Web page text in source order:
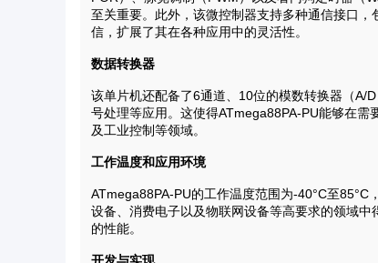
至关重要。此外，该微控制器支持多种通信接口
信，扩展了其在各种应用中的灵活性。
数据转换器
该单片机还配备了6通道、10位的模数转换器（A/
号处理等应用。这使得ATmega88PA-PU能够在
及工业控制等领域。
工作温度和应用环境
ATmega88PA-PU的工作温度范围为-40°C至
设备、消费电子以及物联网设备等高要求的领域
的性能。